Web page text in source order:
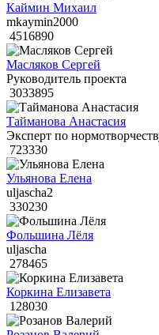
Каймин Михаил
mkaymin2000
4516890
Масляков Сергей
Руководитель проекта
3033895
Тайманова Анастасия
Эксперт по
723330
Ульянова Елена
uljascha2
330230
Фольшина Лёля
uljascha
278465
Коркина Елизавета
128030